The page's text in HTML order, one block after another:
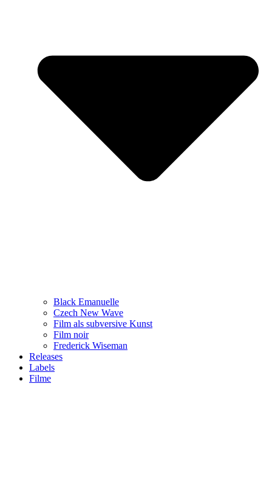
Black Emanuelle
Czech New Wave
Film als subversive Kunst
Film noir
Frederick Wiseman
Releases
Labels
Filme